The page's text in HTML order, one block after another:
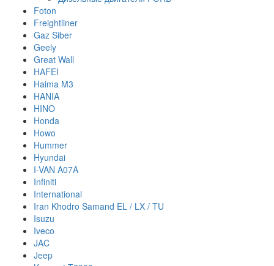
Foton
Freightliner
Gaz Siber
Geely
Great Wall
HAFEI
Haima M3
HANIA
HINO
Honda
Howo
Hummer
Hyundai
I-VAN A07A
Infiniti
International
Iran Khodro Samand EL / LX / TU
Isuzu
Iveco
JAC
Jeep